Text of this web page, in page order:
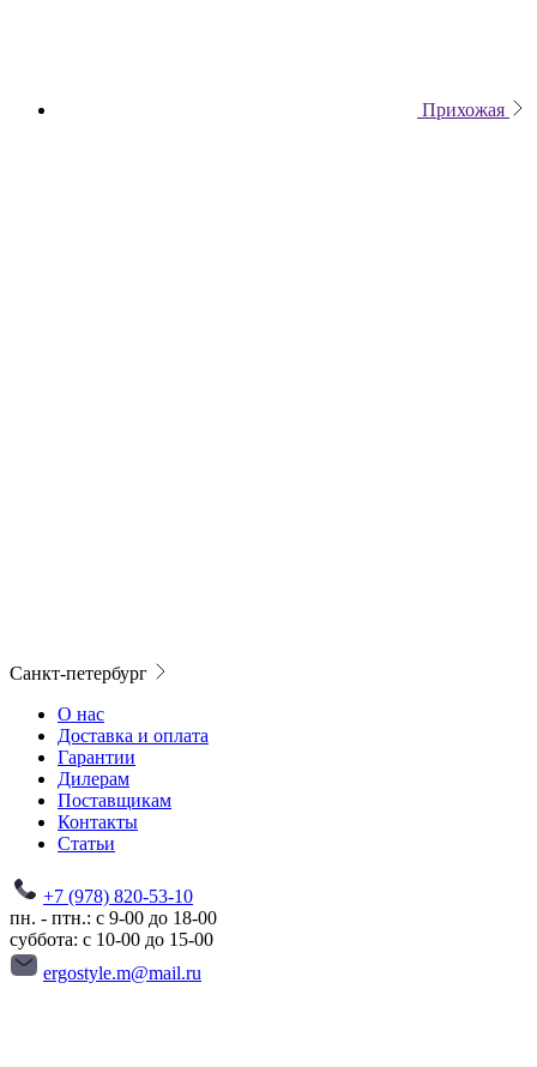
Прихожая
Санкт-петербург
О нас
Доставка и оплата
Гарантии
Дилерам
Поставщикам
Контакты
Статьи
+7 (978) 820-53-10
пн. - птн.: с 9-00 до 18-00
суббота: с 10-00 до 15-00
ergostyle.m@mail.ru